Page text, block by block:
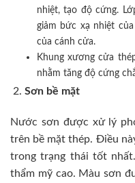
nhiệt, tạo độ cứng.
giảm bức xạ nhiệt
của cánh cửa.
Khung xương cửa
nhằm tăng độ cứng
Sơn bề mặt
Nước sơn được xử lý
trên bề mặt thép. Điều
trong trạng thái tốt
thẩm mỹ cao. Màu sơn